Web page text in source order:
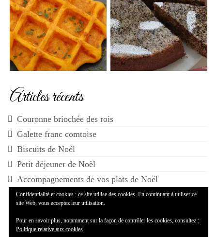
Articles récents
Couronne briochée des rois
Galette franc comtoise
Biscuits de Noël
Petit déjeuner de Noël
Accompagnements de vos plats de Noël
Confidentialité et cookies : ce site utilise des cookies. En continuant à utiliser ce
site Web, vous acceptez leur utilisation.
Pour en savoir plus, notamment sur la façon de contrôler les cookies, consultez :
Politique relative aux cookies